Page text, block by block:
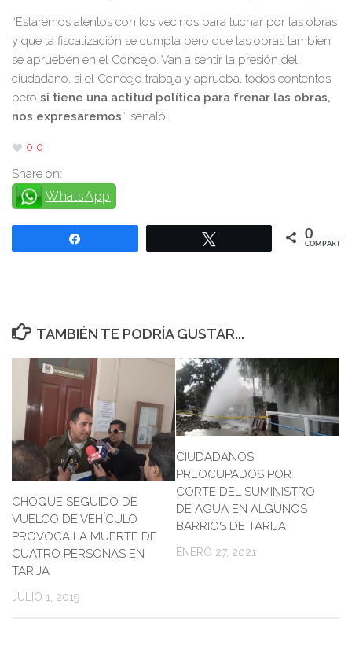
“Estaremos atentos con los vecinos para luchar por las obras
y que la fiscalización se cumpla pero que las obras también
se aprueben en el Concejo. Van a sentir la presión del
ciudadano, si el Concejo trabaja y aprueba, todos contentos
pero si tiene una actitud política para frenar las obras,
nos expresaremos”, señaló.
0 0
Share on:
WhatsApp
0
COMPARTIR
TAMBIÉN TE PODRÍA GUSTAR...
CHOQUE SEGUIDO DE
VUELCO DE VEHÍCULO
PROVOCA LA MUERTE DE
CUATRO PERSONAS EN
TARIJA
JULIO 1, 2019
CIUDADANOS
PREOCUPADOS POR
CORTE DEL SUMINISTRO
DE AGUA EN ALGUNOS
BARRIOS DE TARIJA
ENERO 27, 2021